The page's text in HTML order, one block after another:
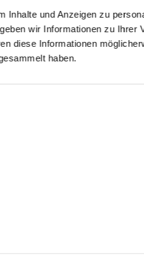
Inhalte und Anzeigen zu
wir Informationen zu
diese Informationen
haben.